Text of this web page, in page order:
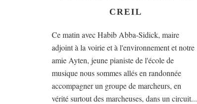
CREIL
Ce matin avec Habib Abba-Sidick, maire
adjoint à la voirie et à l'environnement et notre
amie Ayten, jeune pianiste de l'école de
musique nous sommes allés en randonnée
accompagner un groupe de marcheurs, en
vérité surtout des marcheuses, dans un circuit...